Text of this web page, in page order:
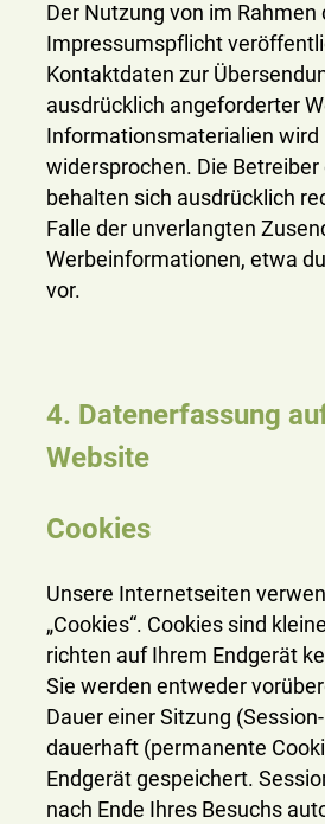
Der Nutzung von im Rahmen
Impressumspflicht
Kontaktdaten zur
ausdrücklich angeforderter
Informationsmaterialien
widersprochen. Die Betreiber
behalten sich ausdrücklich
Falle der unverlangten
Werbeinformationen, etwa
vor.
4. Datenerfassung
Website
Cookies
Unsere Internetseiten
„Cookies“. Cookies sind
richten auf Ihrem Endgerät
Sie werden entweder
Dauer einer Sitzung
dauerhaft (permanente
Endgerät gespeichert.
nach Ende Ihres Besuchs